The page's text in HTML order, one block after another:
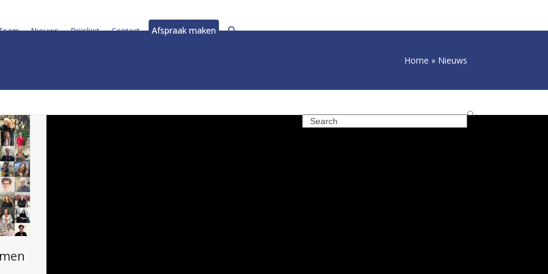
Nieuws Prijslijst Contact Afspraak maken
Home » Nieuws
Search